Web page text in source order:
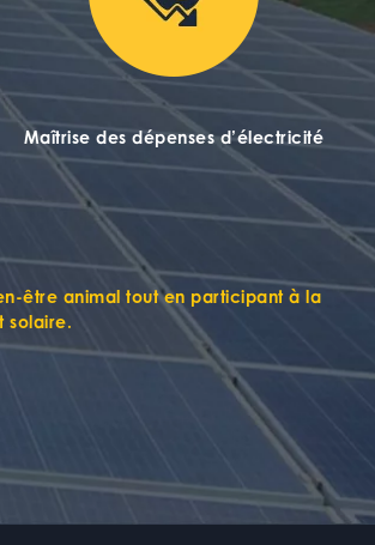
Maîtrise des dépenses d’électricité
être animal tout en participant à la
solaire.